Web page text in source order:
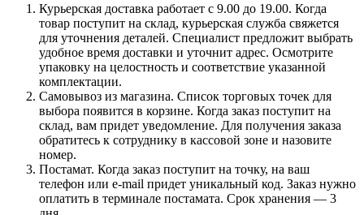
Курьерская доставка работает с 9.00 до 19.00. Когда
товар поступит на склад, курьерская служба свяжется
для уточнения деталей. Специалист предложит выбрать
удобное время доставки и уточнит адрес. Осмотрите
упаковку на целостность и соответствие указанной
комплектации.
Самовывоз из магазина. Список торговых точек для
выбора появится в корзине. Когда заказ поступит на
склад, вам придет уведомление. Для получения заказа
обратитесь к сотруднику в кассовой зоне и назовите
номер.
Постамат. Когда заказ поступит на точку, на ваш
телефон или e-mail придет уникальный код. Заказ нужно
оплатить в терминале постамата. Срок хранения — 3